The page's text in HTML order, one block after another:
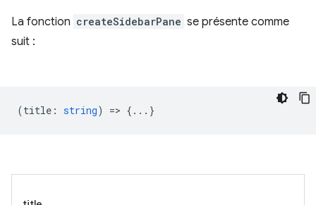
La fonction createSidebarPane se présente comme
suit :
(title : string) => {...}